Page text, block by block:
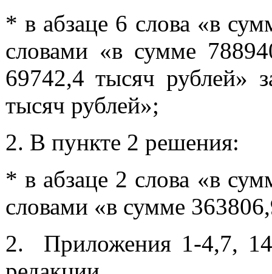
* в абзаце 6 слова «в
словами «в сумме
69742,4 тысяч рублей»
тысяч рублей»;
2. В пункте 2 решения:
* в абзаце 2 слова «в
словами «в сумме
2. Приложения 1-4,7,